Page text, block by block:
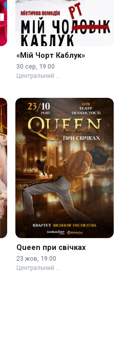
«Мій Чорт Каблук»
30 сер, 19:00
Центральний …
Queen при свічках
23 жов, 19:00
Центральний …